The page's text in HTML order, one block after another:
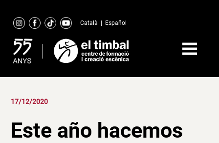
content
Català Español
17/12/2020
Este año hacemos